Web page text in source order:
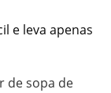
e leva apenas
de sopa de